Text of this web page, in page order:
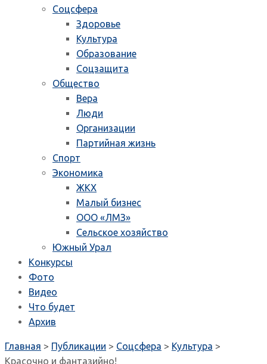
Соцсфера
Здоровье
Культура
Образование
Соцзащита
Общество
Вера
Люди
Организации
Партийная жизнь
Спорт
Экономика
ЖКХ
Малый бизнес
ООО «ЛМЗ»
Сельское хозяйство
Южный Урал
Конкурсы
Фото
Видео
Что будет
Архив
Главная > Публикации > Соцсфера > Культура >
Красочно и фантазийно!